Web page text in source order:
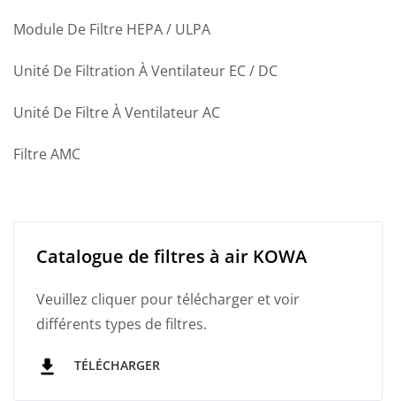
Module De Filtre HEPA / ULPA
Unité De Filtration À Ventilateur EC / DC
Unité De Filtre À Ventilateur AC
Filtre AMC
Catalogue de filtres à air KOWA
Veuillez cliquer pour télécharger et voir
différents types de filtres.
TÉLÉCHARGER